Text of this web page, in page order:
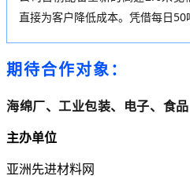
直接为客户降低成本。凭借每日
期待合作对象：
海绵厂、工业包装、电子、食品
主办单位
亚洲先进材料网